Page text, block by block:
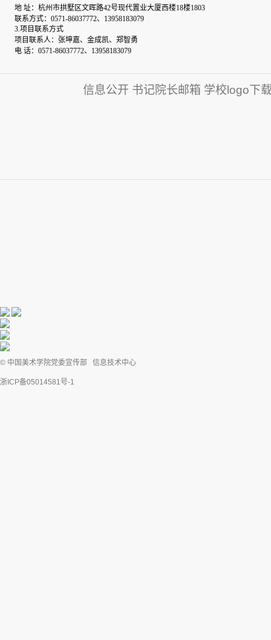
地 址： 杭州市拱墅区文晖路42号现代置业大厦西楼18楼1803
联系方式： 0571-86037772、13958183079
3.项目联系方式
项目联系人： 张坤嘉、金成凯、郑智勇
电 话： 0571-86037772、13958183079
信息公开 书记院长邮箱 学校logo下
© 中国美术学院党委宣传部 信息技术中心
浙ICP备05014581号-1